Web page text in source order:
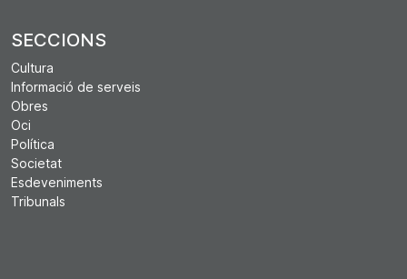
SECCIONS
Cultura
Informació de serveis
Obres
Oci
Política
Societat
Esdeveniments
Tribunals